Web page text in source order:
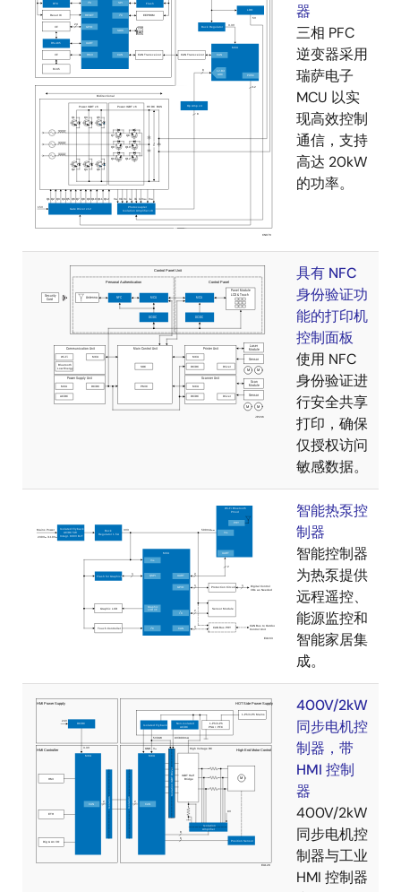
器
三相 PFC
逆变器采用
瑞萨电子
MCU 以实
现高效控制
通信，支持
高达 20kW
的功率。
具有 NFC
身份验证功
能的打印机
控制面板
使用 NFC
身份验证进
行安全共享
打印，确保
仅授权访问
敏感数据。
智能热泵控
制器
智能控制器
为热泵提供
远程遥控、
能源监控和
智能家居集
成。
400V/2kW
同步电机控
制器，带
HMI 控制
器
400V/2kW
同步电机控
制器与工业
HMI 控制器